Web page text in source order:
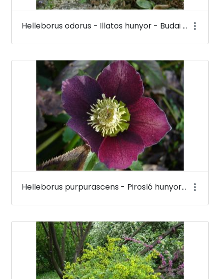
Helleborus odorus - Illatos hunyor - Budai Arborétum
Helleborus purpurascens - Pirosló hunyor - Budai Arborétum